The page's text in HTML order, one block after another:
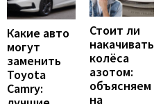
Какие авто
могут
заменить
Toyota
Camry:
Стоит ли
накачивать
колёса
азотом:
объясняем
на